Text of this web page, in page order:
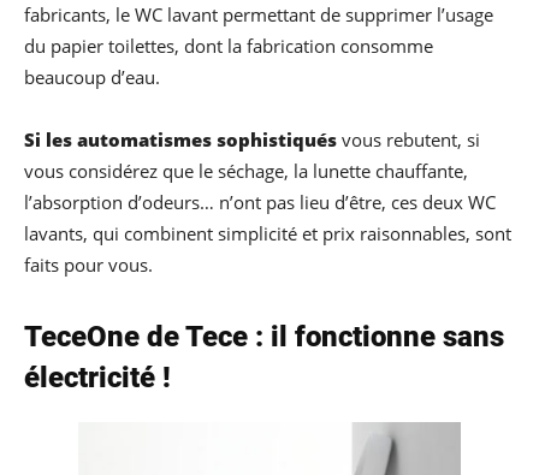
fabricants, le WC lavant permettant de supprimer l’usage
du papier toilettes, dont la fabrication consomme
beaucoup d’eau.
Si les automatismes sophistiqués vous rebutent, si
vous considérez que le séchage, la lunette chauffante,
l’absorption d’odeurs… n’ont pas lieu d’être, ces deux WC
lavants, qui combinent simplicité et prix raisonnables, sont
faits pour vous.
TeceOne de Tece : il fonctionne sans
électricité !